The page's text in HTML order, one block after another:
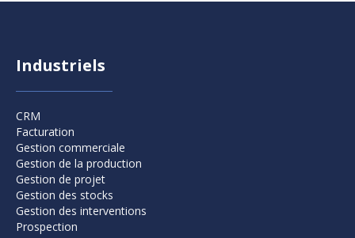
Industriels
CRM
Facturation
Gestion commerciale
Gestion de la production
Gestion de projet
Gestion des stocks
Gestion des interventions
Prospection